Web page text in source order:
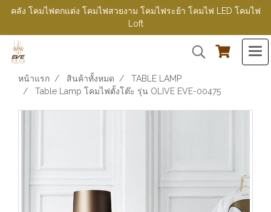
คลัง โคมไฟตกแต่ง โคมไฟสวยงาม โคมไฟระย้า โคมไฟ LED โคมไฟ
Loft
หน้าแรก สินค้าทั้งหมด
TABLE LAMP
Table Lamp โคมไฟตั้งโต๊ะ รุ่น OLIVE EVE-00475